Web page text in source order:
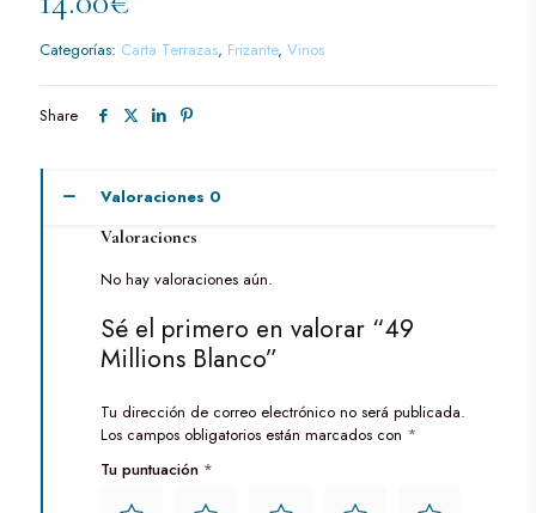
Categorías: Carta Terrazas, Frizante, Vinos
Share
Valoraciones 0
Valoraciones
No hay valoraciones aún.
Sé el primero en valorar “49
Millions Blanco”
Tu dirección de correo electrónico no será publicada.
Los campos obligatorios están marcados con *
Tu puntuación *